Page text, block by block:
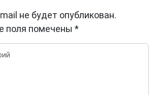
не будет опубликован.
поля помечены *